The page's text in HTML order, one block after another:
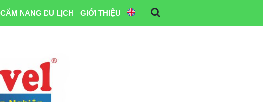
CẨM NANG DU LỊCH GIỚI THIỆU